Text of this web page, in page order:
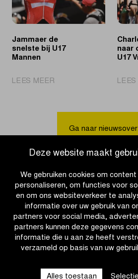
Deze website maakt
We gebruiken cookies om
personaliseren, om functies voor
en om ons websiteverkeer te
informatie over uw gebruik van
partners voor social media,
partners kunnen deze gegevens
informatie die u aan ze heeft
verzameld op basis van uw
Alles toestaan
Jammaer de
snelste bij U17
Mannen
LEES MEER
snelste
U17
naar
U17
LEES
Ga naar
OTHER RACES